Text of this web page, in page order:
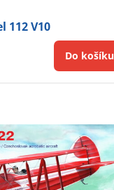
112 V10
Do košíku